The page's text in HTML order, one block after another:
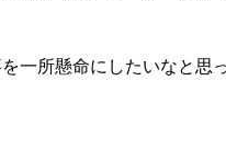
一所懸命にしたいなと思